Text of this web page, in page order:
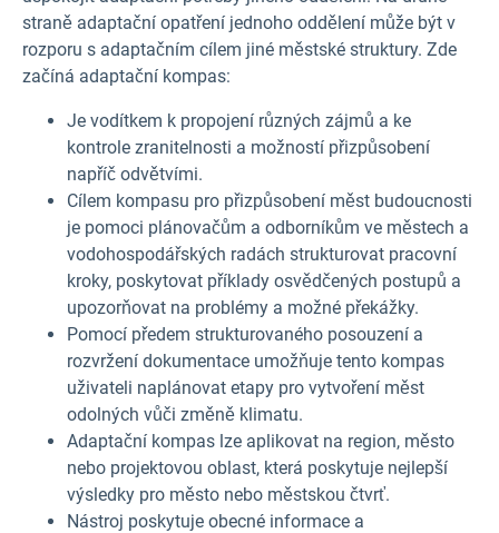
straně adaptační opatření jednoho oddělení může být v
rozporu s adaptačním cílem jiné městské struktury. Zde
začíná adaptační kompas:
Je vodítkem k propojení různých zájmů a ke
kontrole zranitelnosti a možností přizpůsobení
napříč odvětvími.
Cílem kompasu pro přizpůsobení měst budoucnosti
je pomoci plánovačům a odborníkům ve městech a
vodohospodářských radách strukturovat pracovní
kroky, poskytovat příklady osvědčených postupů a
upozorňovat na problémy a možné překážky.
Pomocí předem strukturovaného posouzení a
rozvržení dokumentace umožňuje tento kompas
uživateli naplánovat etapy pro vytvoření měst
odolných vůči změně klimatu.
Adaptační kompas lze aplikovat na region, město
nebo projektovou oblast, která poskytuje nejlepší
výsledky pro město nebo městskou čtvrť.
Nástroj poskytuje obecné informace a